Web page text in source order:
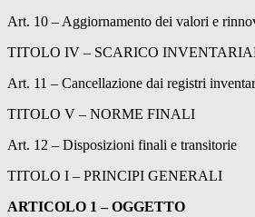
Art. 10 – Aggiornamento dei valori e
TITOLO IV – SCARICO
Art. 11 – Cancellazione dai registri
TITOLO V – NORME FINALI
Art. 12 – Disposizioni finali e transitorie
TITOLO I – PRINCIPI GENERALI
ARTICOLO 1 – OGGETTO